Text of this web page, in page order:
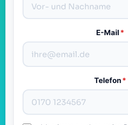
E-Mail*
Telefon*